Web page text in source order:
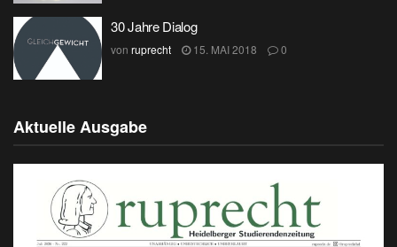
30 Jahre Dialog
von ruprecht 15. MAI 2018 0
Aktuelle Ausgabe